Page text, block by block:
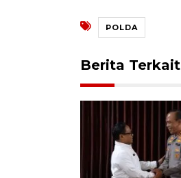
POLDA
Berita Terkait